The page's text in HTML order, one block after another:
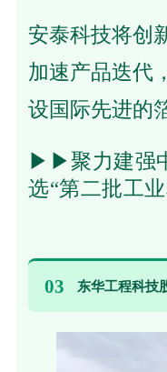
安泰科技将创
加速产品迭代
设国际先进的
▶▶ 聚力建强
选“第二批工
03 东华工程科技